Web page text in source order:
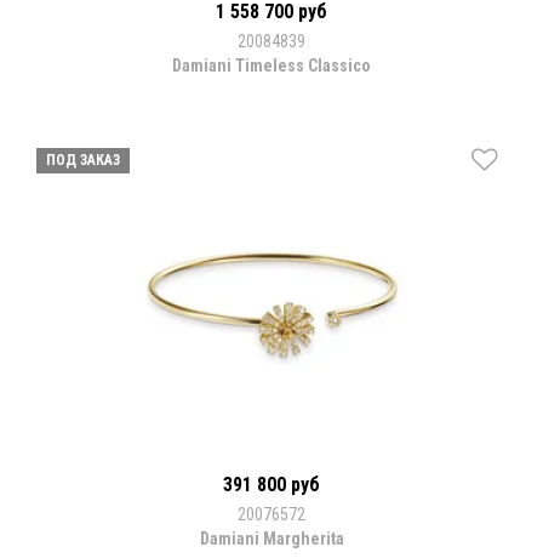
1 558 700 руб
20084839
Damiani Timeless Classico
ПОД ЗАКАЗ
391 800 руб
20076572
Damiani Margherita